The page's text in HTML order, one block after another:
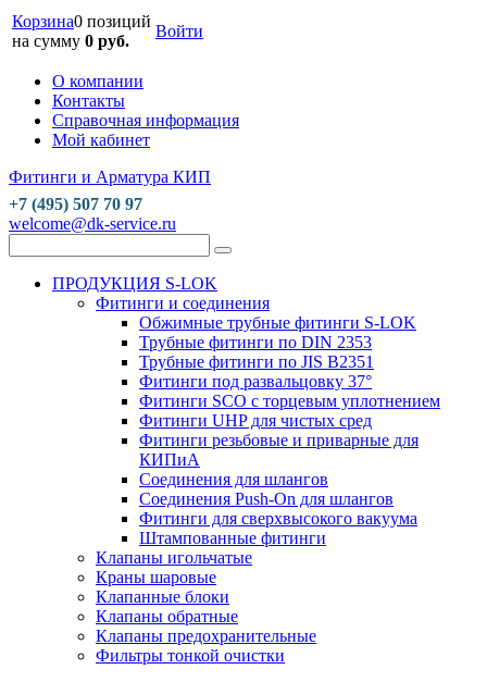
Корзина0 позиций
на сумму 0 руб.
Войти
О компании
Контакты
Справочная информация
Мой кабинет
Фитинги и Арматура КИП
+7 (495) 507 70 97
welcome@dk-service.ru
ПРОДУКЦИЯ S-LOK
Фитинги и соединения
Обжимные трубные фитинги S-LOK
Трубные фитинги по DIN 2353
Трубные фитинги по JIS B2351
Фитинги под развальцовку 37°
Фитинги SCO с торцевым уплотнением
Фитинги UHP для чистых сред
Фитинги резьбовые и приварные для
КИПиА
Соединения для шлангов
Соединения Push-On для шлангов
Фитинги для сверхвысокого вакуума
Штампованные фитинги
Клапаны игольчатые
Краны шаровые
Клапанные блоки
Клапаны обратные
Клапаны предохранительные
Фильтры тонкой очистки